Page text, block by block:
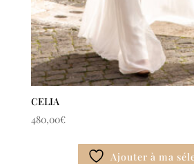
CELIA
480,00€
Ajouter à ma